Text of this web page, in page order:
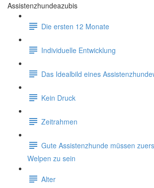
Assistenzhundeazubis
Die ersten 12 Monate
Individuelle Entwicklung
Das Idealbild eines
Kein Druck
Zeitrahmen
Gute Assistenzhunde müssen
Welpen zu sein
Alter